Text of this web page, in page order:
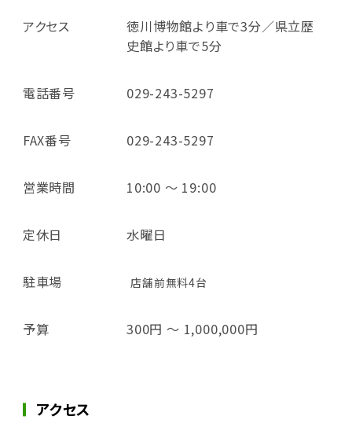
アクセス
徳川博物館より車で3分／県立歴
史館より車で5分
電話番号 029-243-5297
FAX番号 029-243-5297
営業時間 10:00 ～ 19:00
定休日 水曜日
駐車場 店舗前無料4台
予算 300円 ～ 1,000,000円
アクセス